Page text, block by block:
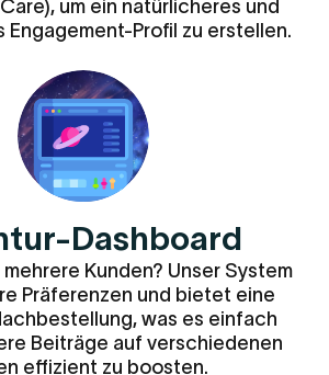
um ein natürlicheres und
Engagement-Profil zu erstellen.
Dashboard
Kunden? Unser System
Präferenzen und bietet eine
was es einfach
Beiträge auf verschiedenen
effizient zu boosten.